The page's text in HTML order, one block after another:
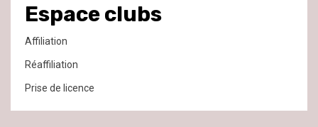
Espace clubs
Affiliation
Réaffiliation
Prise de licence